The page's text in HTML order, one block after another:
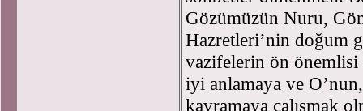
Gözümüzün Nuru,
Hazretleri’nin doğum
vazifelerin ön önemlisi
iyi anlamaya ve
kavramaya çalışmak